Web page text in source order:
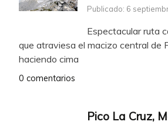
Publicado: 6
Espectacular ruta
que atraviesa el macizo central de
haciendo cima
0 comentarios
Pico La Cruz,